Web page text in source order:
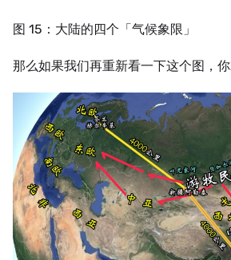
图 15：大陆的四个「气候象限」
那么如果我们再重新看一下这个图，